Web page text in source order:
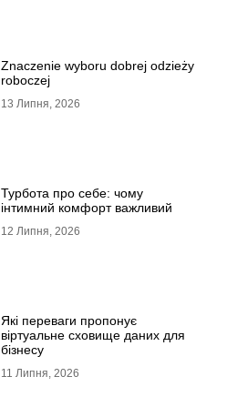
Znaczenie wyboru dobrej odzieży
roboczej
13 Липня, 2026
Турбота про себе: чому
інтимний комфорт важливий
12 Липня, 2026
Які переваги пропонує
віртуальне сховище даних для
бізнесу
11 Липня, 2026